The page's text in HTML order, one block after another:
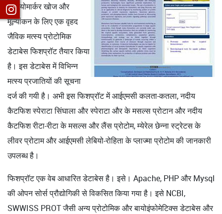
ने बायोमार्कर खोज और
मूल्यांकन के लिए एक वृहद
जैविक मत्स्य प्रोटोमिक
डेटाबेस फिशप्रॉट तैयार किया
है। इस डेटाबेस में विभिन्न
मत्स्य प्रजातियों की सूचना
दर्ज की गयी है। अभी इस फिशप्रॉट में आईएमसी कलता-कतला, नदीय
कैटफिश स्पेराटा सिंघाला और स्पेराटा और के मसल्स प्रोटान और नदीय
कैटफिश रीटा-रीटा के मसल्स और लैंस प्रोटोम, म्येरेल छेन्ना स्ट्रेटस के
लीवर प्रोटाम और आईएमसी लेबियो-रोहिता के प्लाज्मा प्रोटोम की जानकारी
उपलब्ध है।
फिशप्रॉट एक वेब आधारित डेटाबेस है। इसे। Apache, PHP और Mysql
की ओपन सोर्स प्रौद्योगिकी से विकसित किया गया है। इसे NCBI,
SWWISS PROT जैसी अन्य प्रोटोमिक और बायोइंफोमेटिक्स डेटाबेस और